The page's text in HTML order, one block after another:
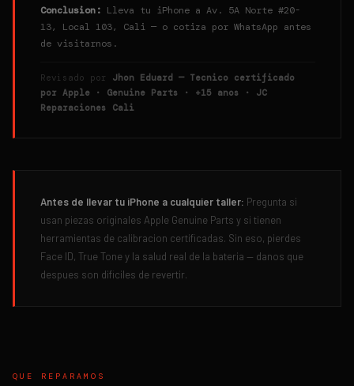
Conclusion: Lleva tu iPhone a Av. 5A Norte #20-
13, Local 103, Cali — o cotiza por WhatsApp antes
de visitarnos.
Revisado por Jhon Eduard — Tecnico certificado
por Apple · Genuine Parts · +15 anos · JC
Reparaciones Cali
Antes de llevar tu iPhone a cualquier taller: Pregunta si
usan piezas originales Apple Genuine Parts y si tienen
herramientas de calibracion certificadas. Sin eso, pierdes
Face ID, True Tone y la salud real de la bateria — danos que
despues son dificiles de revertir.
QUE REPARAMOS